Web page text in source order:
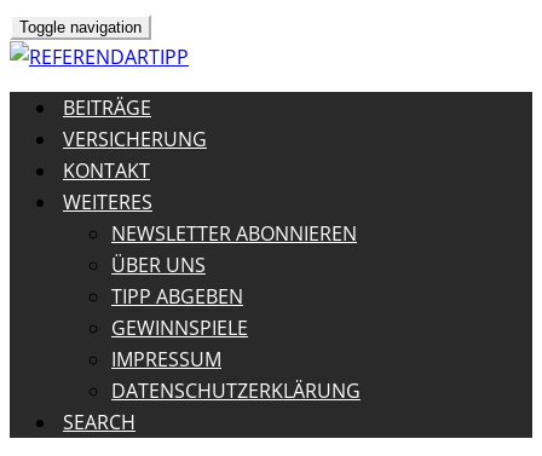
Toggle navigation
BEITRÄGE
VERSICHERUNG
KONTAKT
WEITERES
NEWSLETTER ABONNIEREN
ÜBER UNS
TIPP ABGEBEN
GEWINNSPIELE
IMPRESSUM
DATENSCHUTZERKLÄRUNG
SEARCH